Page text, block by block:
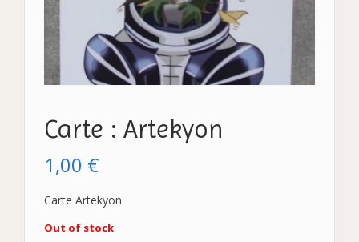
Carte : Artekyon
1,00 €
Carte Artekyon
Out of stock